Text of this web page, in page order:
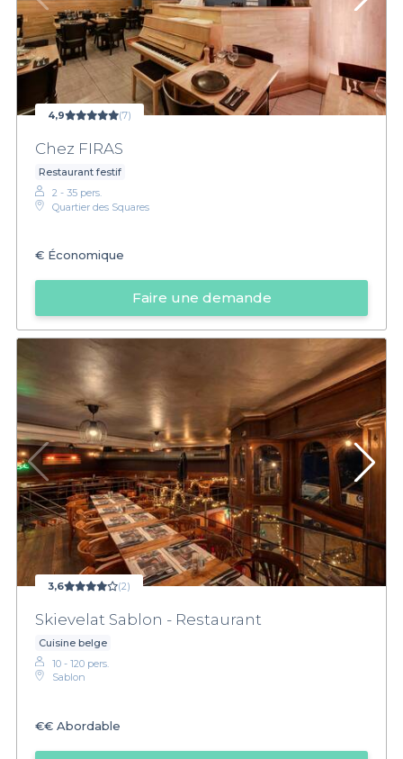
4,9 (7)
Chez FIRAS
Restaurant festif
2 - 35 pers.
Quartier des Squares
€ Économique
Faire une demande
3,6 (2)
Skievelat Sablon - Restaurant
Cuisine belge
10 - 120 pers.
Sablon
€€ Abordable